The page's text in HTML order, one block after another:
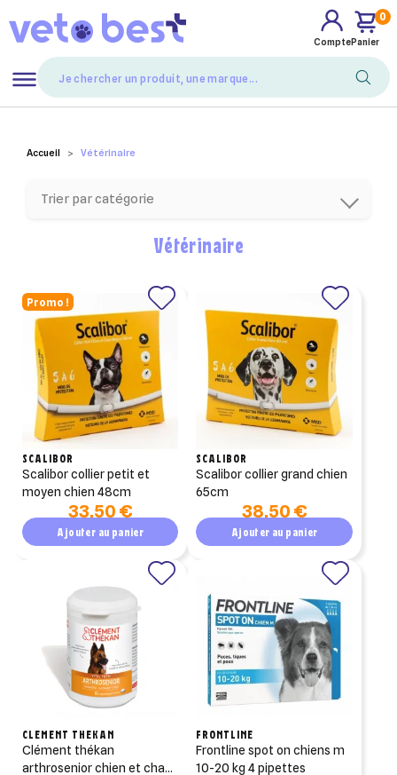
Compte
0
Panier
Accueil Vétérinaire
Trier par catégorie
Vétérinaire
Promo !
SCALIBOR
scalibor collier petit et
moyen chien 48cm
33,50 €
Ajouter au panier
SCALIBOR
scalibor collier grand chien
65cm
38,50 €
Ajouter au panier
CLEMENT THEKAN
clément thékan
arthrosenior chien et chat
FRONTLINE
frontline spot on chiens m
10-20 kg 4 pipettes